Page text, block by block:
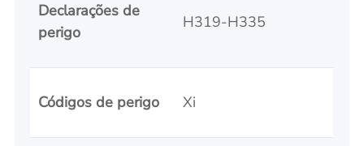
Declarações de
perigo
H319-H335
Códigos de perigo Xi